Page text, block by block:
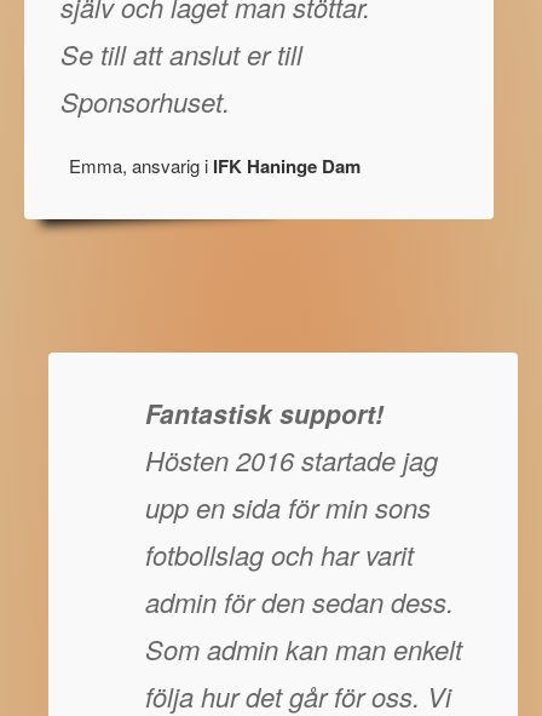
Se till att anslut er till
Sponsorhuset.
Emma, ansvarig i IFK Haninge Dam
Fantastisk support!
Hösten 2016 startade jag
upp en sida för min sons
fotbollslag och har varit
admin för den sedan dess.
Som admin kan man enkelt
följa hur det går för oss. Vi